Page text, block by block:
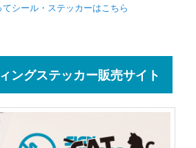
てシール・ステッカーはこちら
ングステッカー販売サイト